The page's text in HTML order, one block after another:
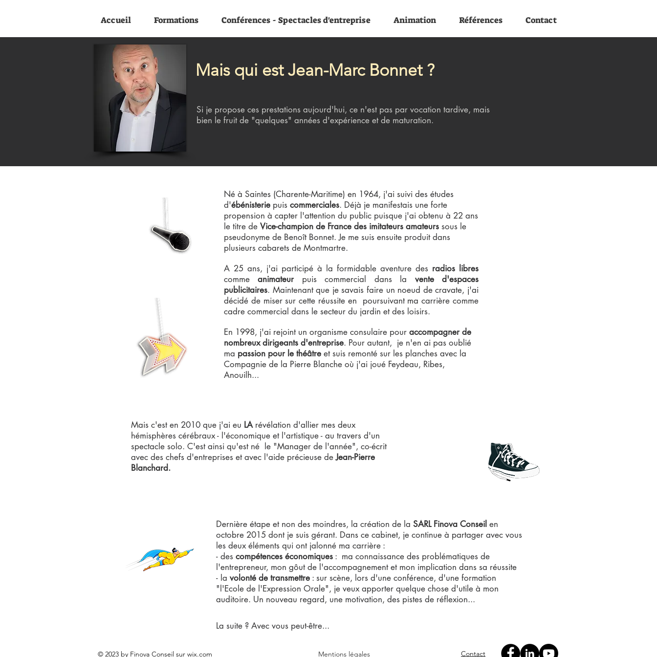
Accueil Formations Conférences - Spectacles d'entreprise Animation Références Contact
Mais qui est Jean-Marc Bonnet ?
Si je propose ces prestations aujourd'hui, ce n'est pas par vocation tardive, mais
bien le fruit de "quelques" années d'expérience et de maturation.
Né à Saintes (Charente-Maritime) en 1964, j'ai suivi des études
d'ébénisterie puis commerciales. Déjà je manifestais une forte
propension à capter l'attention du public puisque j'ai obtenu à 22 ans
le titre de Vice-champion de France des imitateurs amateurs sous le
pseudonyme de Benoît Bonnet. Je me suis ensuite produit dans
plusieurs cabarets de Montmartre.
A 25 ans, j'ai participé à la formidable aventure des radios libres
commeanimateurpuis commercial dans la vente d'espaces
publicitaires. Maintenant que je savais faire un noeud de cravate, j'ai
décidé de miser sur cette réussite en poursuivant ma carrière comme
cadre commercial dans le secteur du jardin et des loisirs.
En 1998, j'ai rejoint un organisme consulaire pour accompagner de
nombreux dirigeants d'entreprise. Pour autant, je n'en ai pas oublié
ma passion pour le théâtre et suis remonté sur les planches avec la
Compagnie de la Pierre Blanche où j'ai joué Feydeau, Ribes,
Anouilh...
Mais c'est en 2010 que j'ai eu LArévélation d'allier mes deux
hémisphères cérébraux - l'économique et l'artistique - au travers d'un
spectacle solo. C'est ainsi qu'est né le "Manager de l'année", co-écrit
avec des chefs d'entreprises et avec l'aide précieuse deJean-Pierre
Blanchard.
Dernière étape et non des moindres, la création de la SARLFinova Conseil en
octobre 2015 dont je suis gérant. Dans ce cabinet, je continue à partager avec vous
les deux éléments qui ont jalonné ma carrière :
- des compétences économiques : ma connaissance des problématiques de
l'entrepreneur, mon gôut de l'accompagnement et mon implication dans sa réussite
- la volonté de transmettre : sur scène, lors d'une conférence, d'une formation
"l'Ecole de l'Expression Orale", je veux apporter quelque chose d'utile à mon
auditoire. Un nouveau regard, une motivation, des pistes de réflexion...
La suite ? Avec vous peut-être...
© 2023 by Finova Conseil sur wix.com Mentions légales Contact